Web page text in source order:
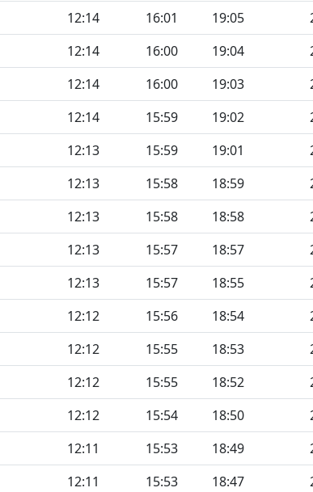
12:14 16:01 19:05
12:14 16:00 19:04
12:14 16:00 19:03
12:14 15:59 19:02
12:13 15:59 19:01
12:13 15:58 18:59
12:13 15:58 18:58
12:13 15:57 18:57
12:13 15:57 18:55
12:12 15:56 18:54
12:12 15:55 18:53
12:12 15:55 18:52
12:12 15:54 18:50
12:11 15:53 18:49
12:11 15:53 18:47